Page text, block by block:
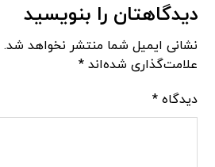
دیدگاهتان را بنویسید
نشانی ایمیل شما منتشر نخواهد شد.
علامت‌گذاری شده‌اند*
دیدگاه*